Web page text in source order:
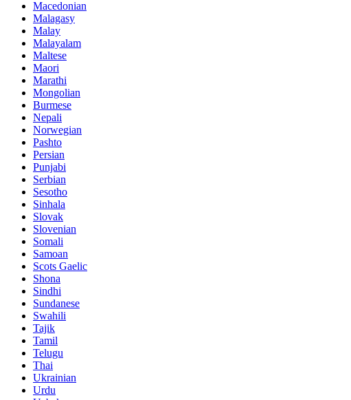
Macedonian
Malagasy
Malay
Malayalam
Maltese
Maori
Marathi
Mongolian
Burmese
Nepali
Norwegian
Pashto
Persian
Punjabi
Serbian
Sesotho
Sinhala
Slovak
Slovenian
Somali
Samoan
Scots Gaelic
Shona
Sindhi
Sundanese
Swahili
Tajik
Tamil
Telugu
Thai
Ukrainian
Urdu